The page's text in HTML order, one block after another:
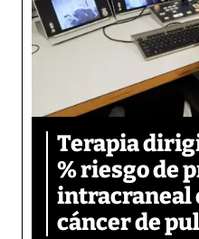
Terapia
% riesgo de
intracraneal
cáncer de